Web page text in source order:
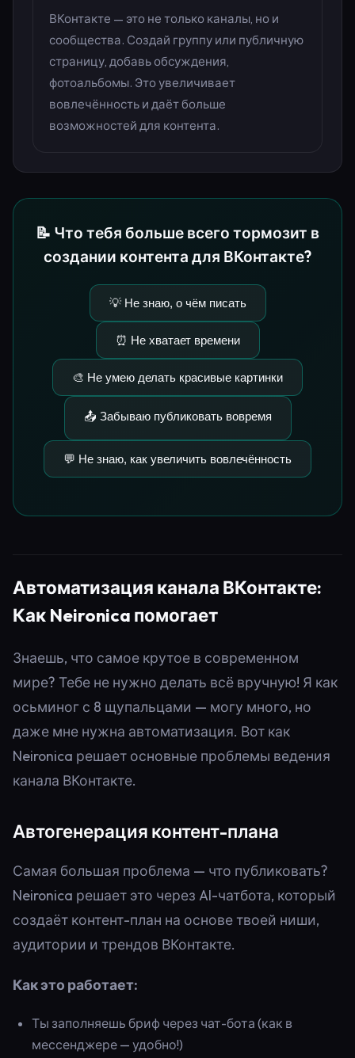
ВКонтакте — это не только каналы, но и
сообщества. Создай группу или публичную
страницу, добавь обсуждения,
фотоальбомы. Это увеличивает
вовлечённость и даёт больше
возможностей для контента.
📝 Что тебя больше всего тормозит в
создании контента для ВКонтакте?
💡 Не знаю, о чём писать
⏰ Не хватает времени
🎨 Не умею делать красивые картинки
📤 Забываю публиковать вовремя
💬 Не знаю, как увеличить вовлечённость
Автоматизация канала ВКонтакте:
Как Neironica помогает
Знаешь, что самое крутое в современном
мире? Тебе не нужно делать всё вручную! Я как
осьминог с 8 щупальцами — могу много, но
даже мне нужна автоматизация. Вот как
Neironica решает основные проблемы ведения
канала ВКонтакте.
Автогенерация контент-плана
Самая большая проблема — что публиковать?
Neironica решает это через AI-чатбота, который
создаёт контент-план на основе твоей ниши,
аудитории и трендов ВКонтакте.
Как это работает:
Ты заполняешь бриф через чат-бота (как в
мессенджере — удобно!)